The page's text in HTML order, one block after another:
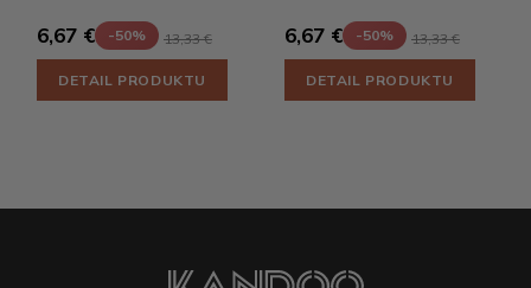
6,67 € -50% 13,33 €
DETAIL PRODUKTU
6,67 € -50% 13,33 €
DETAIL PRODUKTU